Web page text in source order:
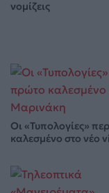
νομίζεις
Οι «Τυπολογίες»
καλεσμένο στο νέο